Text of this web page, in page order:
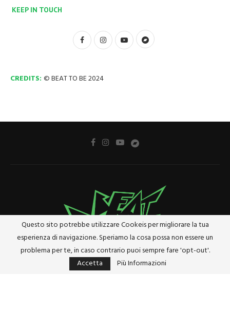
KEEP IN TOUCH
CREDITS: © BEAT TO BE 2024
Cookie Policy
Questo sito potrebbe utilizzare Cookeis per migliorare la tua
esperienza di navigazione. Speriamo la cosa possa non essere un
problema per te, in caso contrario puoi sempre fare 'opt-out'.
Accetta
Più Informazioni